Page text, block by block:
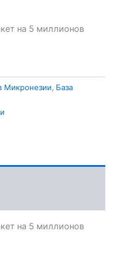
на 5 миллионов
Микронезии, База
на 5 миллионов